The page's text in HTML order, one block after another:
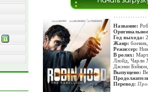
Название:
Год выхода:
Жанр:
Режиссер:
В ролях:
Ллойд, Чарли
Джэми
Выпущено:
Перевод: